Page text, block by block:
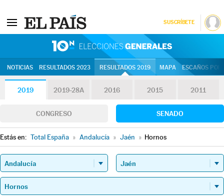
SUSCRÍBETE
NOTICIAS RESULTADOS 2023 RESULTADOS 2019 MAPA ESCAÑOS
2019 2019-28A 2016 2015 2011
CONGRESO SENADO
Estás en: Total España » Andalucía » Jaén » Hornos